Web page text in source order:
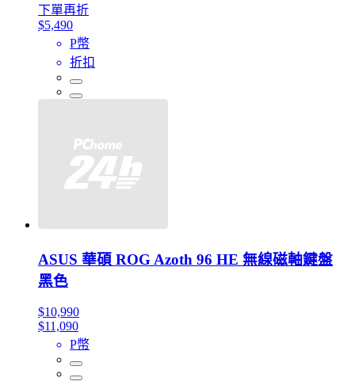
下單再折
$5,490
P幣
折扣
ASUS 華碩 ROG Azoth 96 HE 無線磁軸鍵盤
黑色
$10,990
$11,090
P幣